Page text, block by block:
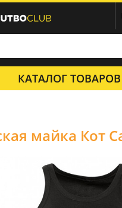
КАТАЛОГ ТОВАРОВ
майка Кот